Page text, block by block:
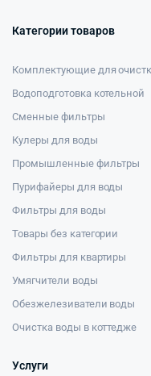
Категории товаров
Комплектующие для
Водоподготовка котельной
Сменные фильтры
Кулеры для воды
Промышленные фильтры
Пурифайеры для воды
Фильтры для воды
Товары без категории
Фильтры для квартиры
Умягчители воды
Обезжелезиватели воды
Очистка воды в коттедже
Услуги